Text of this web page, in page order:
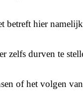
hier
zelfs durven te
of het volgen